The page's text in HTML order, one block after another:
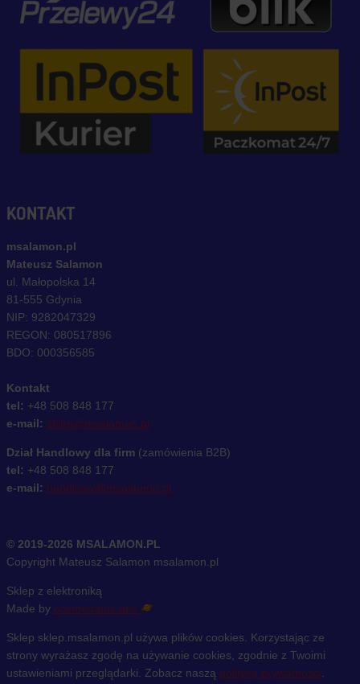
KONTAKT
msalamon.pl
Mateusz Salamon
ul. Małopolska 14
81-555 Gdynia
NIP: 9282047329
REGON: 080517896
BDO: 000356585
Kontakt
tel: +48 508 848 177
e-mail: sklep@msalamon.pl
Dział Handlowy dla firm (zamówienia B2B)
tel: +48 508 848 177
e-mail: handlowy@msalamon.pl
© 2019-2026 MSALAMON.PL
Copyright Mateusz Salamon msalamon.pl
Sklep z elektroniką
Made by cosmonauts.dev
Sklep sklep.msalamon.pl używa plików cookies. Korzystając ze
strony wyrażasz zgodę na używanie cookies, zgodnie z Twoimi
ustawieniami przeglądarki. Zobacz naszą politykę prywatności